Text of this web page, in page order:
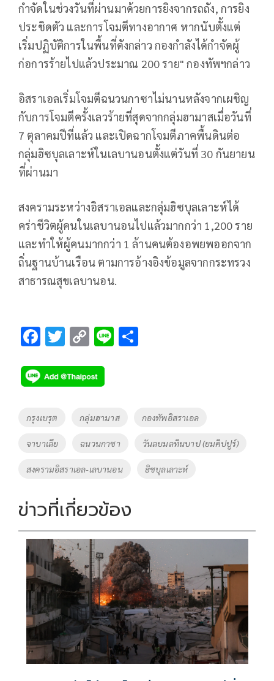
กำจัดในช่วงวันที่ผ่านมาด้วยการยิงจากรถถัง, การยิง
ประชิดตัว และการโจมตีทางอากาศ หากนับตั้งแต่
เริ่มปฏิบัติการในพื้นที่ดังกล่าว กองกำลังได้กำจัดผู้
ก่อการร้ายไปแล้วประมาณ 200 ราย" กองทัพฯกล่าว
อิสราเอลเริ่มโจมตีฉนวนกาซาไม่นานหลังจากเผชิญ
กับการโจมตีครั้งเลวร้ายที่สุดจากกลุ่มฮามาสเมื่อวันที่
7 ตุลาคมปีที่แล้ว และเปิดฉากโจมตีภาคพื้นดินต่อ
กลุ่มฮิซบุลเลาะห์ในเลบานอนตั้งแต่วันที่ 30 กันยายน
ที่ผ่านมา
สงครามระหว่างอิสราเอลและกลุ่มฮิซบุลเลาะห์ได้
คร่าชีวิตผู้คนในเลบานอนไปแล้วมากกว่า 1,200 ราย
และทำให้ผู้คนมากกว่า 1 ล้านคนต้องอพยพออกจาก
ถิ่นฐานบ้านเรือน ตามการอ้างอิงข้อมูลจากกระทรวง
สาธารณสุขเลบานอน.
F
e
b
o
o
k
T
tt
er
C
p
y
Li
k
Li
Tags
กรุงเบรุต กลุ่มฮามาส กองทัพอิสราเอล
จาบาเลีย ฉนวนกาซา วันลบมลทินบาป (ยมคิปปูร์)
สงครามอิสราเอล-เลบานอน ฮิซบุลเลาะห์
ข่าวที่เกี่ยวข้อง